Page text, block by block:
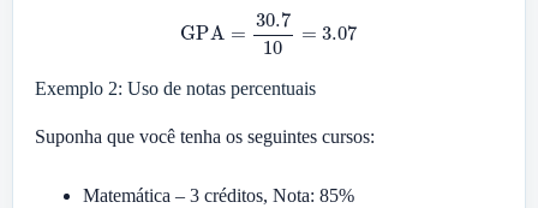
30.7 10
Exemplo 2: Uso de notas percentuais
Suponha que você tenha os seguintes cursos:
Matemática – 3 créditos, Nota: 85%